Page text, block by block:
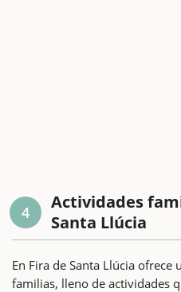
4
Actividades
Santa Llúcia
En Fira de Santa Llúcia
familias, lleno de actividades